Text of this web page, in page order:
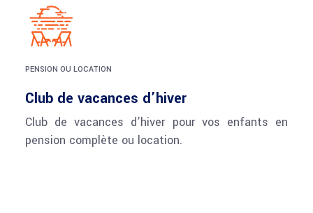
PENSION OU LOCATION
Club de vacances d’hiver
Club de vacances d’hiver pour vos enfants en
pension complète ou location.